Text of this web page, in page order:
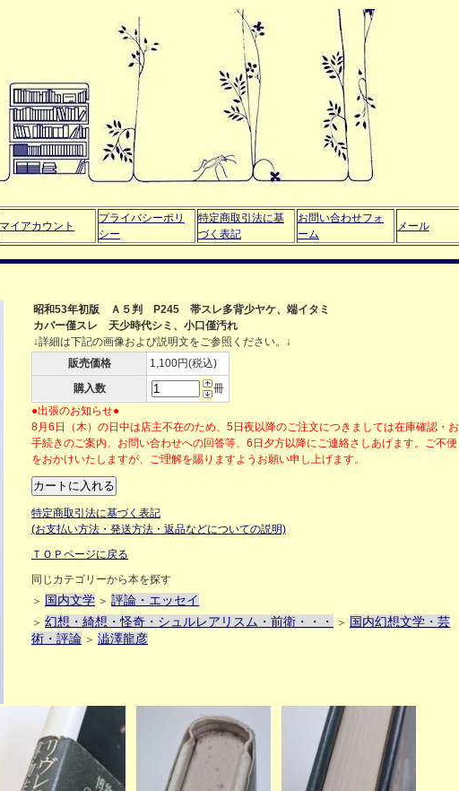
マイアカウント
プライバシーポリ
シー
特定商取引法に基
づく表記
お問い合わせフォ
ーム
メール
昭和53年初版 Ａ５判 P245 帯スレ多背少ヤケ、端イタミ
カバー僅スレ 天少時代シミ、小口僅汚れ
↓詳細は下記の画像および説明文をご参照ください。↓
販売価格
1,100円(税込)
購入数
冊
●出張のお知らせ●
8月6日（木）の日中は店主不在のため、5日夜以降のご注文につきましては在庫確認・お
手続きのご案内、お問い合わせへの回答等、6日夕方以降にご連絡さしあげます。ご不便
をおかけいたしますが、ご理解を賜りますようお願い申し上げます。
特定商取引法に基づく表記
(お支払い方法・発送方法・返品などについての説明)
ＴＯＰページに戻る
同じカテゴリーから本を探す
＞ 国内文学 ＞ 評論・エッセイ
＞ 幻想・綺想・怪奇・シュルレアリスム・前衛・・・ ＞ 国内幻想文学・芸
術・評論 ＞ 澁澤龍彦